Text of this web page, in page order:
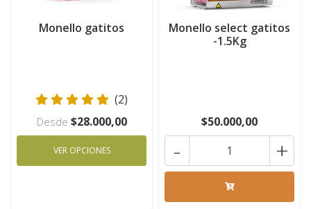
Monello gatitos
(2)
Desde $28.000,00
VER OPCIONES
Monello select gatitos
-1.5Kg
$50.000,00
- +